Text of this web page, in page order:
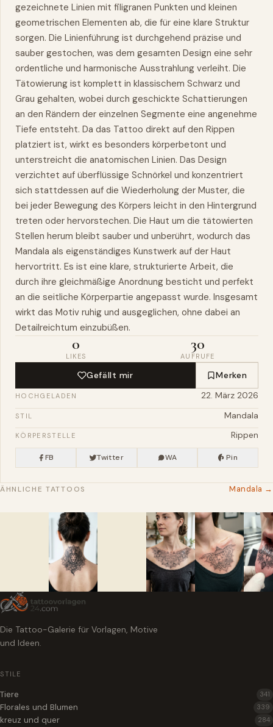
gezeichnete Linien mit filigranen Punkten und kleinen
geometrischen Elementen ab, die für eine klare Struktur
sorgen. Die Linienführung ist durchgehend präzise und
sauber gestochen, was dem gesamten Design eine sehr
ordentliche und harmonische Ausstrahlung verleiht. Die
Tätowierung ist komplett in klassischem Schwarz und
Grau gehalten, wobei durch geschickte Schattierungen
an den Rändern der einzelnen Segmente eine angenehme
Tiefe entsteht. Da das Tattoo direkt auf den Rippen
platziert ist, wirkt es besonders körperbetont und
unterstreicht die anatomischen Linien. Das Design
verzichtet auf überflüssige Schnörkel und konzentriert
sich stattdessen auf die Wiederholung der Muster, die
bei jeder Bewegung des Körpers leicht in den Hintergrund
treten oder hervorstechen. Die Haut um die tätowierten
Stellen herum bleibt sauber und unberührt, wodurch das
Mandala als eigenständiges Kunstwerk auf der Haut
hervortritt. Es ist eine klare, strukturierte Arbeit, die
durch ihre gleichmäßige Anordnung besticht und perfekt
an die seitliche Körperpartie angepasst wurde. Insgesamt
wirkt das Motiv ruhig und ausgeglichen, ohne dabei an
Detailreichtum einzubüßen.
0
LIKES
30
AUFRUFE
Gefällt mir Merken
HOCHGELADEN 22. März 2026
STIL Mandala
KÖRPERSTELLE Rippen
FB Twitter WA Pin
ÄHNLICHE TATTOOS Mandala →
Die Tattoo-Galerie für Vorlagen, Motive
und Ideen.
STILE
Tiere 341
Florales und Blumen 339
kreuz und quer 284